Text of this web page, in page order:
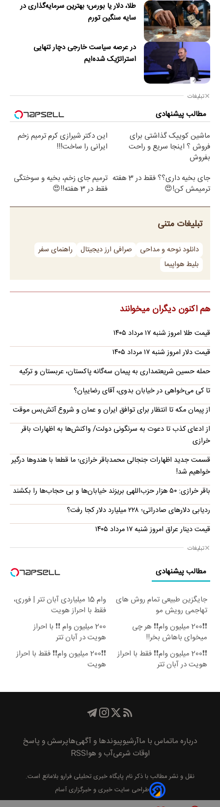
طلا، دلار یا بورس؛ بهترین سرمایه‌گذاری در
سایه سنگین تورم
در عرصه سیاست خارجی دچار تنهایی
استراتژیک شده‌ایم
تبلیغات
مطالب پیشنهادی
ماشین کوییک گذاشتی برای
فروش ؟ اینجا سریع و راحت
بفروش
این دکتر شیرازی کرم ترمیم زخم
ایرانی را ساخت!!!
جای بخیه داری؟؟ فقط در 3 هفته
ترمیمش کن!😍
ترمیم جای زخم، بخیه و سوختگی
فقط در 3 هفته!!😍
تبلیغات متنی
دانلود نوحه و مداحی صرافی ارز دیجیتال
راهنمای سفر
بلیط هواپیما
هم اکنون دیگران میخوانند
قیمت طلا امروز شنبه ۱۷ مرداد ۱۴۰۵
قیمت دلار امروز شنبه ۱۷ مرداد ۱۴۰۵
حمله حسین شریعتمداری به پیمان سه‌گانه پاکستان، عربستان و ترکیه
تا کی می‌خواهی در خیابان بدوی، آقای رضاییان؟
از پیمان مکه تا انتظار برای توافق ایران و عمان و شروع آتش‌بس موقت
از ادعای کذب تا دعوت به سرنگونی دولت/ واکنش‌ها به اظهارات باقر
خرازی‌
قسمت جدید اظهارات جنجالی محمدباقر خرازی؛ ما قطعا با هندوها درگیر
خواهیم شد!
باقر خرازی: ۵۰ هزار حزب‌اللهی بریزند خیابان‌ها و بی حجاب‌ها را بکشند
ردیابی دلارهای صادراتی؛ ۲۲۸ میلیارد دلار کجا رفت؟
قیمت دینار عراق امروز شنبه ۱۷ مرداد ۱۴۰۵
تبلیغات
مطالب پیشنهادی
جایگزین طبیعی تمام روش های
تهاجمی رویش مو
وام 15 میلیاردی آبان تتر | فوری،
فقط با احراز هویت
❗❗200 میلیون وام❗❗ هر چی
میخوای باهاش بخر!!
200 میلیون وام ❗❗ با احراز
هویت در آبان تتر
❗❗200 میلیون وام❗❗ فقط با احراز
هویت در آبان تتر
❗❗200 میلیون وام❗❗ فقط با احراز
هویت
درباره ماتماس با ماآرشیوپیوند‌ها و آگهی‌هاپرسش و پاسخ
اوقات شرعیآب و هواRSS
نقل و نشر مطالب با ذکر نام پايگاه خبری تحليلی فرارو بلامانع است.
طراحی سایت خبری و خبرگزاری آسام